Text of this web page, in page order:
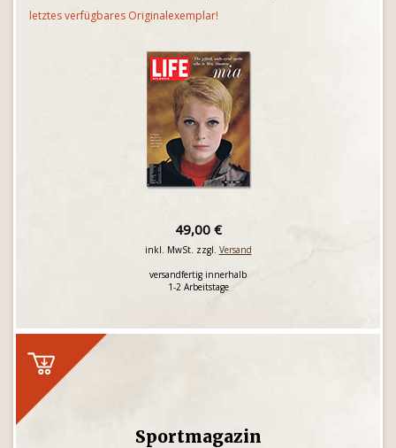
letztes verfügbares Originalexemplar!
49,00 €
inkl. MwSt. zzgl. Versand
versandfertig innerhalb
1-2 Arbeitstage
Sportmagazin